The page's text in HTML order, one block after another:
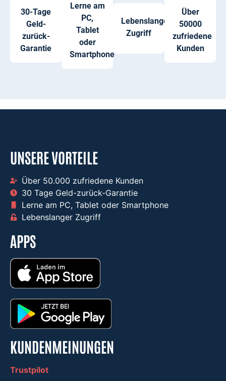
30-Tage
Geld-
zurück-
Garantie
Lerne am
PC,
Tablet
oder
Smartphone
Lebenslanger
Zugriff
Über
50000
zufriedene
Kunden
UNSERE VORTEILE
Über 50.000 zufriedene Kunden​
30 Tage Geld-zurück-Garantie​
Lerne am PC, Tablet oder Smartphone​
Lebenslanger Zugriff ​
APPS
KUNDENMEINUNGEN
Trustpilot